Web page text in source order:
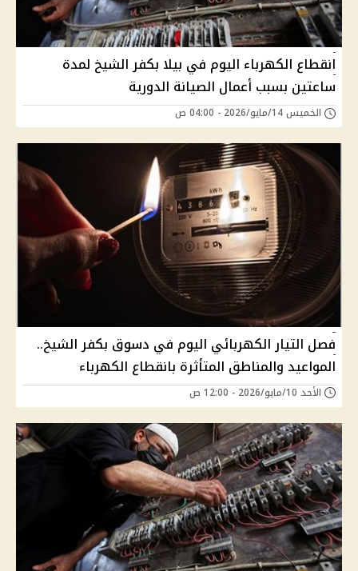
انقطاع الكهرباء اليوم في بيلا بكفر الشيخ لمدة
ساعتين بسبب أعمال الصيانة الدورية
الخميس 14/مايو/2026 - 04:00 ص
فصل التيار الكهربائي اليوم في دسوق بكفر الشيخ..
المواعيد والمناطق المتأثرة بانقطاع الكهرباء
الأحد 10/مايو/2026 - 12:00 ص